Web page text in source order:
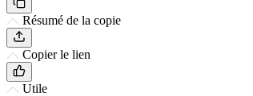
Résumé de la copie
Copier le lien
Utile